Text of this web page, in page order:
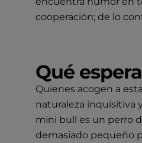
cooperación; de lo
Qué
Quienes acogen a
naturaleza inquisitiva
mini bull es un perro
demasiado pequeño